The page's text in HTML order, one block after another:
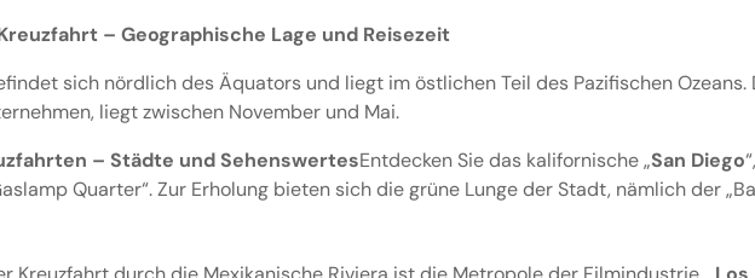
– Geographische Lage und Reisezeit
sich nördlich des Äquators und liegt im östlichen Teil des Pazifischen
liegt zwischen November und Mai.
– Städte und SehenswertesEntdecken Sie das kalifornische „San Diego
Quarter“. Zur Erholung bieten sich die grüne Lunge der Stadt, nämlich der